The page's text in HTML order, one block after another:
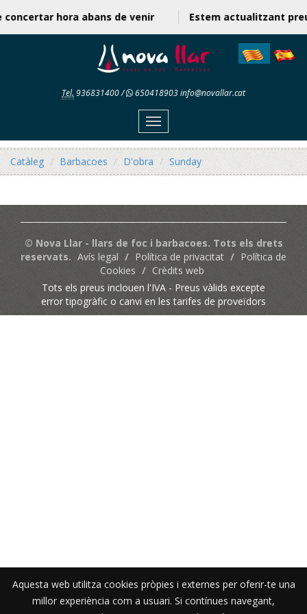
Aquesta web utilitza cookies pròpies i externes per oferir-te una
millor experiència com a usuari. Si contínues navegant,
concertar hora abans de venir Estem actualitzant
Tel. 936831400/ 650418903info@novallar.cat
Menu
Catàleg Barbacoes D'obra Sunday
© Nova Llar - llars de foc i barbacoes. Tots els drets
reservats. Avís legal / Política de privacitat / Política de
Cookies / Crèdits web
Tots els preus inclouen l'IVA - Preus vàlids excepte
error tipogràfic o canvi en les tarifes de proveïdors